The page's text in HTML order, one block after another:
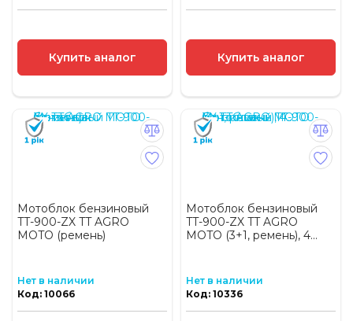
Купить аналог Купить аналог
Мотоблок бензиновый
TT-900-ZX TT AGRO
MOTO (ремень)
Нет в наличии
Код: 10066
Мотоблок бензиновый
TT-900-ZX TT AGRO
MOTO (3+1, ремень), 4...
Нет в наличии
Код: 10336